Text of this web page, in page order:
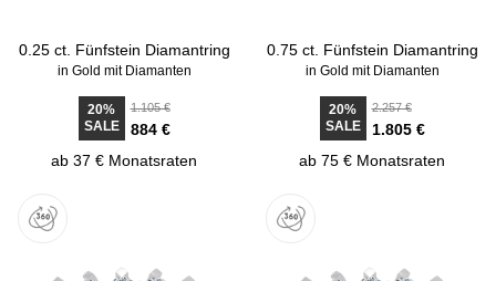
0.25 ct. Fünfstein Diamantring
in Gold mit Diamanten
20%
SALE
1.105 €
884 €
ab 37 € Monatsraten
0.75 ct. Fünfstein Diamantring
in Gold mit Diamanten
20%
SALE
2.257 €
1.805 €
ab 75 € Monatsraten